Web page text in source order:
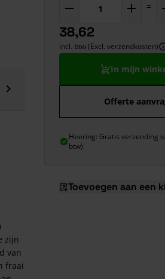
zijn
van
fraai
=
38,62
incl. btw (Excl. verzendkosten)
In mijn
Offerte
Heering: Gratis verzending
btw)
Toevoegen aan een